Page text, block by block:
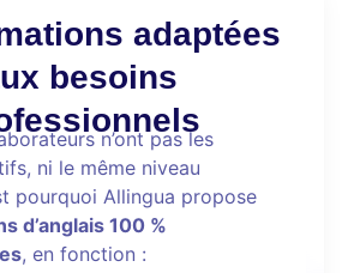
adaptées
besoins
n’ont pas les
ni le même niveau
pourquoi Allingua propose
d’anglais 100 %
, en fonction :